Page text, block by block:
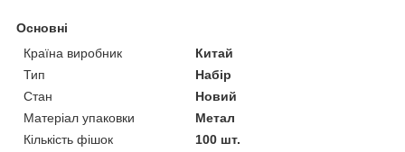
Основні
Країна виробник
Китай
Тип
Набір
Стан
Новий
Матеріал упаковки
Метал
Кількість фішок
100 шт.